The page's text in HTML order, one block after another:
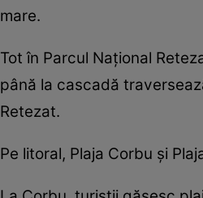
mare.
Tot în Parcul Național
până la cascadă
Retezat.
Pe litoral, Plaja Corbu și